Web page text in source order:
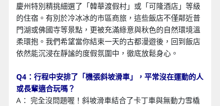
慶州特別精挑細選了「韓華渡假村」或「可隆酒店」等級
的住宿。有別於冷冰冰的市區商旅，這些飯店不僅鄰近普
門湖或佛國寺等景點，更被充滿綠意與秋色的自然環境溫
柔環抱。我們希望當你結束一天的古都漫遊後，回到飯店
依然能沉浸在靜謐的度假氛圍中，徹底放鬆身心。
Q4：行程中安排了「機張斜坡滑車」，平常沒在運動的人
或長輩適合玩嗎？
A： 完全沒問題喔！斜坡滑車結合了卡丁車與無動力雪橇